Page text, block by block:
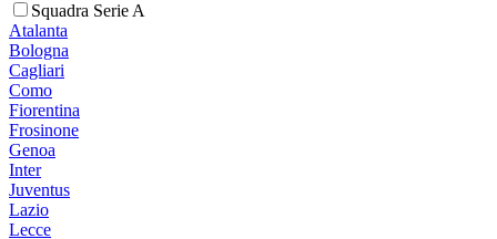
Squadra Serie A
Atalanta
Bologna
Cagliari
Como
Fiorentina
Frosinone
Genoa
Inter
Juventus
Lazio
Lecce